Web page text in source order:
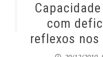
com
reflexos